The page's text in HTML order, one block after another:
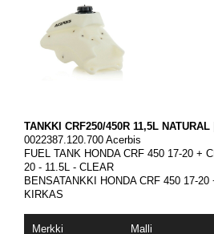
TANKKI CRF250/450R 11,5L NATURAL
0022387.120.700 Acerbis
FUEL TANK HONDA CRF 450 17-20 +
20 - 11.5L - CLEAR
BENSATANKKI HONDA CRF 450 17-
KIRKAS
Merkki Malli